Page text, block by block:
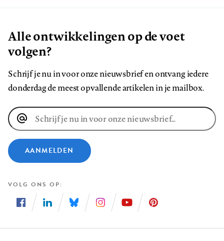
Alle ontwikkelingen op de voet
volgen?
Schrijf je nu in voor onze nieuwsbrief en ontvang iedere
donderdag de meest opvallende artikelen in je mailbox.
E-
mailadres
AANMELDEN
VOLG ONS OP
ons
ons
ons
ons
ons
ons